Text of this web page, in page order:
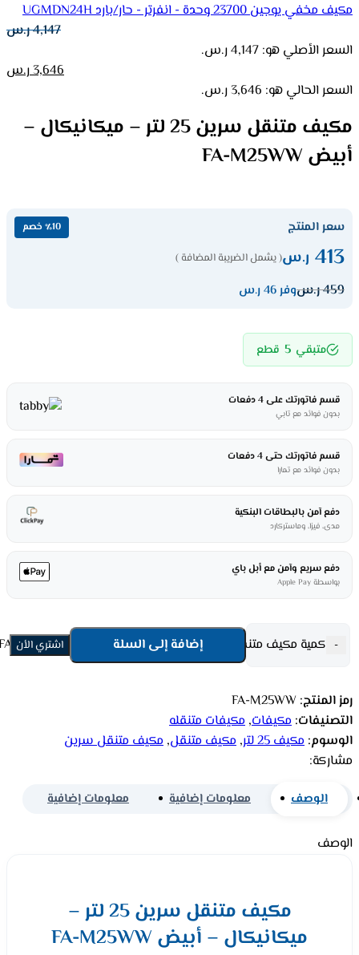
مكيف مخفي يوجين 23700 وحدة - انفرتر - حار/بارد UGMDN24H
4,147ر.س
السعر الأصلي هو: 4,147 ر.س.
3,646ر.س
السعر الحالي هو: 3,646 ر.س.
مكيف متنقل سرين 25 لتر – ميكانيكال –
أبيض FA-M25WW
سعر المنتج ٪10 خصم
413 ر.س( يشمل الضريبة المضافة )
459ر.سوفر 46 ر.س
متبقي 5 قطع
قسم فاتورتك على 4 دفعات
بدون فوائد مع تابي
قسم فاتورتك حتى 4 دفعات
بدون فوائد مع تمارا
دفع آمن بالبطاقات البنكية
مدى، فيزا، وماستركارد
دفع سريع وآمن مع أبل باي
بواسطة Apple Pay
- كمية مكيف متنقل سرين 25 لتر - ميكانيكال - أبيض FA-M25WWإضافة إلى السلة اشتري الأن
رمز المنتج: FA-M25WW
التصنيفات: مكيفات, مكيفات متنقله
الوسوم: مكيف 25 لتر , مكيف متنقل, مكيف متنقل سرين
مشاركة:
الوصف معلومات إضافية معلومات إضافية
الوصف
مكيف متنقل سرين 25 لتر –
ميكانيكال – أبيض FA-M25WW